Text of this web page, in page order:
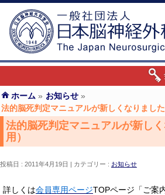
ホーム » お知らせ »
法的脳死判定マニュアルが新しくなりました
法的脳死判定マニュアルが新し
用）
投稿日 : 2011年4月19日 カテゴリー : お知らせ
詳しくは会員専用ページTOPページ「ご案